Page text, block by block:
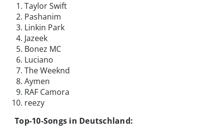
Taylor Swift
Pashanim
Linkin Park
Jazeek
Bonez MC
Luciano
The Weeknd
Aymen
RAF Camora
reezy
Top-10-Songs in Deutschland: